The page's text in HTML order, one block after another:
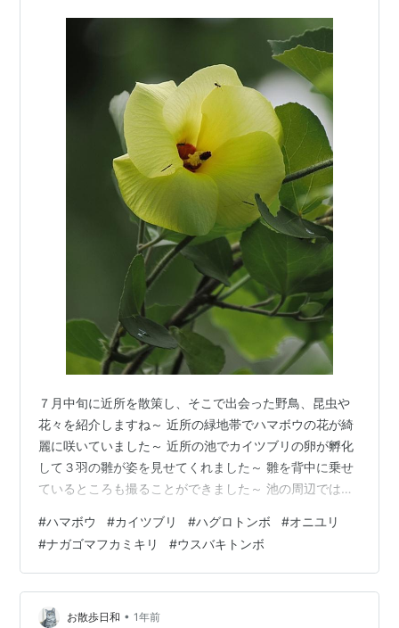
７月中旬に近所を散策し、そこで出会った野鳥、昆虫や
花々を紹介しますね～ 近所の緑地帯でハマボウの花が綺
麗に咲いていました～ 近所の池でカイツブリの卵が孵化
して３羽の雛が姿を見せてくれました～ 雛を背中に乗せ
ているところも撮ることができました～ 池の周辺ではい
ボンテンカ、クサギ、オニユリ、エンジュ、ヒメヒオウ
ギスイセン、ツユクサです～ 池の周りでウスバキトンボ
（上）やタイワンウチワヤンマ（下）が翅を休めていま
した～ クヌギの樹液を求めてカブトムシやサトキマダラ
ヒカゲが集まっていました～ 別の池の近くでハグロトン
#ハマボウ #カイツブリ #ハグロトンボ #オニユリ
#ナガゴマフカミキリ #ウスバキトンボ
お散歩日和 • 1年前